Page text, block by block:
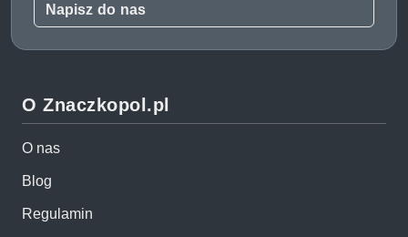
Napisz do nas
O Znaczkopol.pl
O nas
Blog
Regulamin